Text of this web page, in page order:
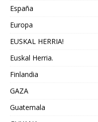
España
Europa
EUSKAL HERRIA!
Euskal Herria.
Finlandia
GAZA
Guatemala